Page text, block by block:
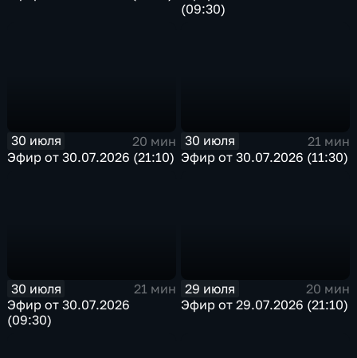
(09:30)
30 июля
20 мин
Эфир от 30.07.2026 (21:10)
30 июля
21 мин
Эфир от 30.07.2026 (11:30)
30 июля
21 мин
Эфир от 30.07.2026
(09:30)
29 июля
20 мин
Эфир от 29.07.2026 (21:10)